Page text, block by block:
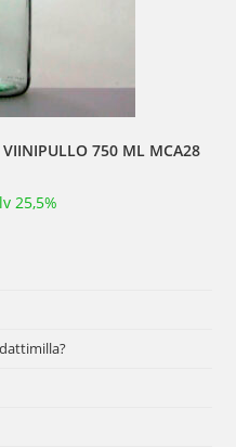
VIINIPULLO 750 ML MCA28
25,5%